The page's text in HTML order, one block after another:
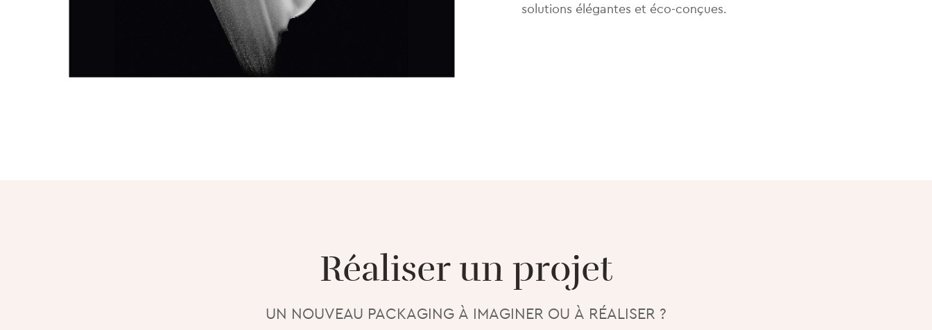
solutions élégantes et éco-conçues.
Réaliser un projet
UN NOUVEAU PACKAGING À IMAGINER OU À RÉALISER ?